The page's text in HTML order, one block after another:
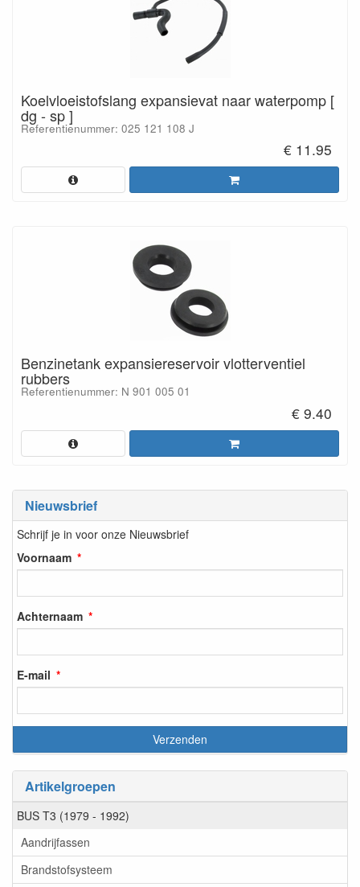
Koelvloeistofslang expansievat naar waterpomp [
dg - sp ]
Referentienummer: 025 121 108 J
€ 11.95
Benzinetank expansiereservoir vlotterventiel
rubbers
Referentienummer: N 901 005 01
€ 9.40
Nieuwsbrief
Schrijf je in voor onze Nieuwsbrief
Voornaam
Achternaam
E-mail
Artikelgroepen
BUS T3 (1979 - 1992)
Aandrijfassen
Brandstofsysteem